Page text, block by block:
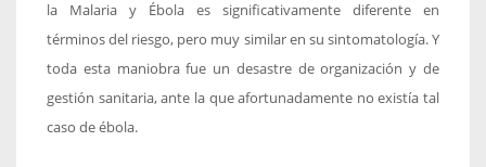
la Malaria y Ébola es significativamente diferente en
términos del riesgo, pero muy similar en su sintomatología. Y
toda esta maniobra fue un desastre de organización y de
gestión sanitaria, ante la que afortunadamente no existía tal
caso de ébola.